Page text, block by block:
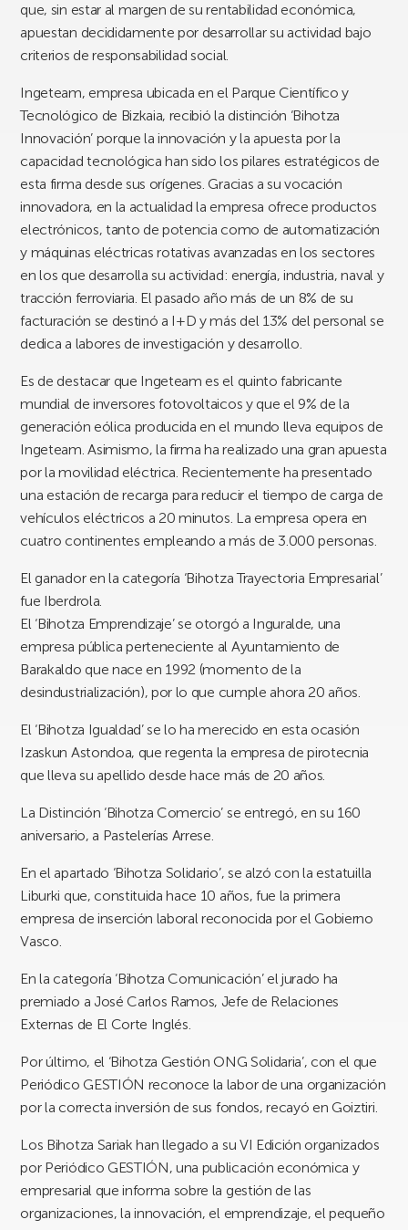
que, sin estar al margen de su rentabilidad económica,
apuestan decididamente por desarrollar su actividad bajo
criterios de responsabilidad social.
Ingeteam, empresa ubicada en el Parque Científico y
Tecnológico de Bizkaia, recibió la distinción ‘Bihotza
Innovación’ porque la innovación y la apuesta por la
capacidad tecnológica han sido los pilares estratégicos de
esta firma desde sus orígenes. Gracias a su vocación
innovadora, en la actualidad la empresa ofrece productos
electrónicos, tanto de potencia como de automatización
y máquinas eléctricas rotativas avanzadas en los sectores
en los que desarrolla su actividad: energía, industria, naval y
tracción ferroviaria. El pasado año más de un 8% de su
facturación se destinó a I+D y más del 13% del personal se
dedica a labores de investigación y desarrollo.
Es de destacar que Ingeteam es el quinto fabricante
mundial de inversores fotovoltaicos y que el 9% de la
generación eólica producida en el mundo lleva equipos de
Ingeteam. Asimismo, la firma ha realizado una gran apuesta
por la movilidad eléctrica. Recientemente ha presentado
una estación de recarga para reducir el tiempo de carga de
vehículos eléctricos a 20 minutos. La empresa opera en
cuatro continentes empleando a más de 3.000 personas.
El ganador en la categoría ‘Bihotza Trayectoria Empresarial’
fue Iberdrola.
El ‘Bihotza Emprendizaje’ se otorgó a Inguralde, una
empresa pública perteneciente al Ayuntamiento de
Barakaldo que nace en 1992 (momento de la
desindustrialización), por lo que cumple ahora 20 años.
El ‘Bihotza Igualdad’ se lo ha merecido en esta ocasión
Izaskun Astondoa, que regenta la empresa de pirotecnia
que lleva su apellido desde hace más de 20 años.
La Distinción ‘Bihotza Comercio’ se entregó, en su 160
aniversario, a Pastelerías Arrese.
En el apartado ‘Bihotza Solidario’, se alzó con la estatuilla
Liburki que, constituida hace 10 años, fue la primera
empresa de inserción laboral reconocida por el Gobierno
Vasco.
En la categoría ‘Bihotza Comunicación’ el jurado ha
premiado a José Carlos Ramos, Jefe de Relaciones
Externas de El Corte Inglés.
Por último, el ‘Bihotza Gestión ONG Solidaria’, con el que
Periódico GESTIÓN reconoce la labor de una organización
por la correcta inversión de sus fondos, recayó en Goiztiri.
Los Bihotza Sariak han llegado a su VI Edición organizados
por Periódico GESTIÓN, una publicación económica y
empresarial que informa sobre la gestión de las
organizaciones, la innovación, el emprendizaje, el pequeño